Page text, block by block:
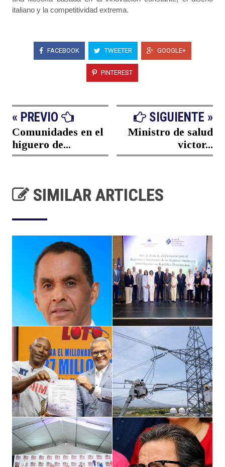
italiano y la competitividad extrema.
FACEBOOK TWEETER GOOGLE+
PINTEREST
« PREVIO
Comunidades en el
higuero de...
SIGUIENTE »
Ministro de salud
victor...
SIMILAR ARTICLES